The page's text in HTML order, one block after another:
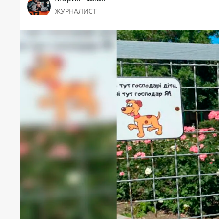
ЖУРНАЛИСТ